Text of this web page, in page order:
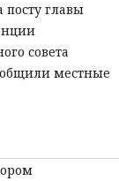
посту главы
совета
местные